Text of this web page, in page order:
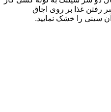
سر رفتن غذا بر روی اجاق
سینی را خشک نمایید.